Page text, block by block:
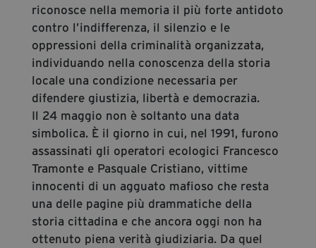
riconosce nella memoria il più forte antidoto
contro l’indifferenza, il silenzio e le
oppressioni della criminalità organizzata,
individuando nella conoscenza della storia
locale una condizione necessaria per
difendere giustizia, libertà e democrazia.
Il 24 maggio non è soltanto una data
simbolica. È il giorno in cui, nel 1991, furono
assassinati gli operatori ecologici Francesco
Tramonte e Pasquale Cristiano, vittime
innocenti di un agguato mafioso che resta
una delle pagine più drammatiche della
storia cittadina e che ancora oggi non ha
ottenuto piena verità giudiziaria. Da quel